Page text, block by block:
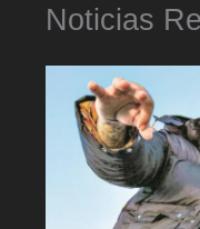
Noticias